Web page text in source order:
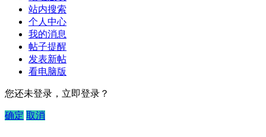
站内搜索
个人中心
我的消息
帖子提醒
发表新帖
看电脑版
您还未登录，立即登录？
确定 取消